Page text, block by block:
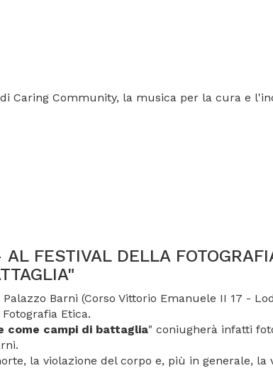
Caring Community, la musica per la cura e
FESTIVAL DELLA
Palazzo Barni (Corso Vittorio Emanuele II 17 -
Etica.
come campi di battaglia" coniugherà infatti
la violazione del corpo e, più in generale,